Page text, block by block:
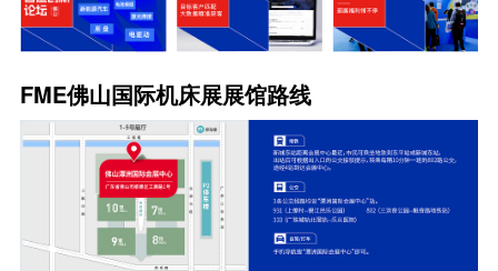
FME佛山国际机床展展馆路线